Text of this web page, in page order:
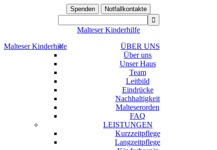
Spenden Notfallkontakte
Malteser Kinderhilfe
Malteser Kinderhilfe
ÜBER UNS
Über uns
Unser Haus
Team
Leitbild
Eindrücke
Nachhaltigkeit
Malteserorden
FAQ
LEISTUNGEN
Kurzzeitpflege
Langzeitpflege